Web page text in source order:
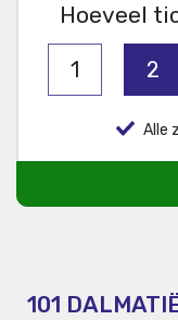
Hoeveel
1 2
Alle
101